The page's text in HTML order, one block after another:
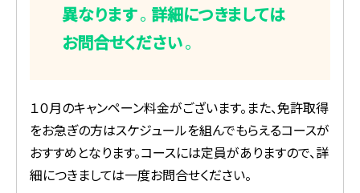
異なります。 詳細につきましては
お問合せください。
１０月のキャンペーン料金がございます。また、免許取得
をお急ぎの方はスケジュールを組んでもらえるコースが
おすすめとなります。コースには定員がありますので、詳
細につきましては一度お問合せください。